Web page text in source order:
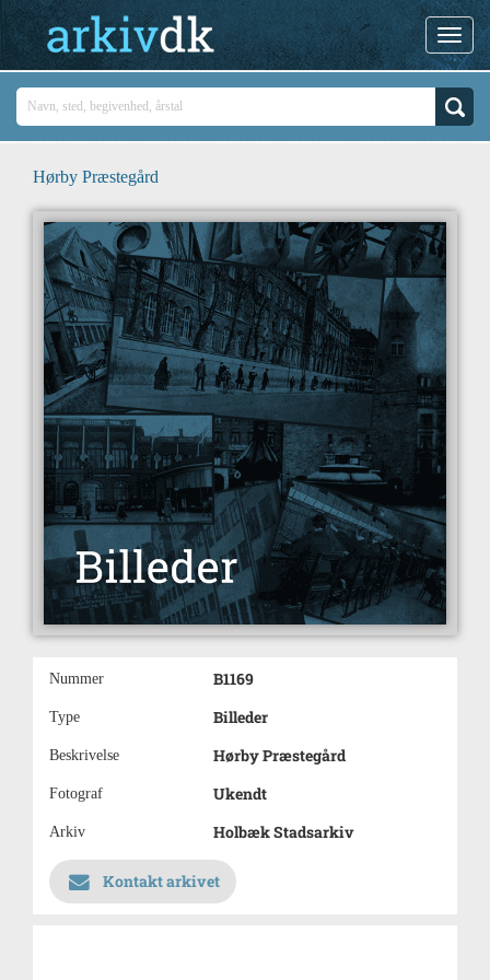
Hørby Præstegård
Nummer B1169
Type Billeder
Beskrivelse Hørby Præstegård
Fotograf Ukendt
Arkiv Holbæk Stadsarkiv
Kontakt arkivet